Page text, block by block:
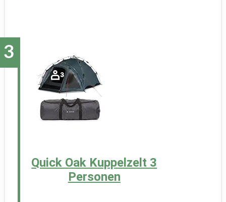
Quick Oak Kuppelzelt 3
Personen